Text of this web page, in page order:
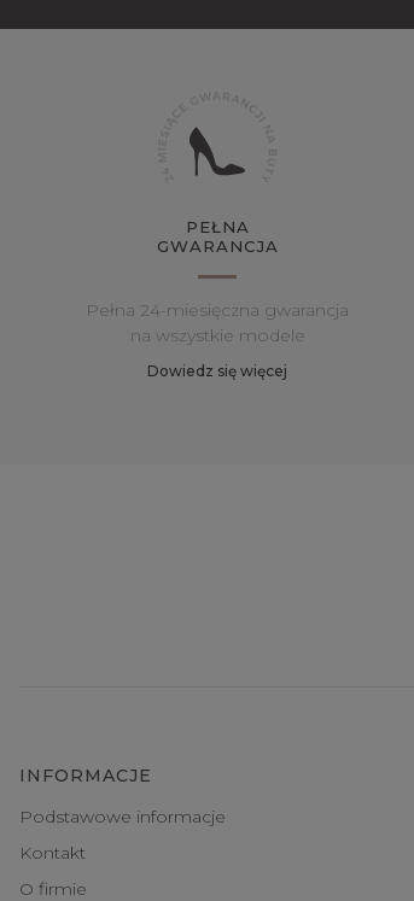
PEŁNA
GWARANCJA
Pełna 24-miesięczna gwarancja
na wszystkie modele
Dowiedz się więcej
INFORMACJE
Podstawowe informacje
Kontakt
O firmie